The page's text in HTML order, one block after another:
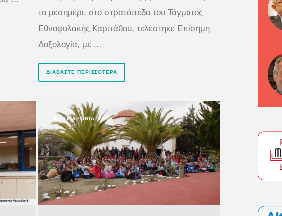
το μεσημέρι, στο στρατόπεδο του Τάγματος
Εθνοφυλακής Καρπάθου, τελέστηκε Επίσημη
Δοξολογία, με …
ΔΙΑΒΆΣΤΕ ΠΕΡΙΣΣΌΤΕΡΑ
10 ΧΡΌΝΙΑ ΠΡΙΝ